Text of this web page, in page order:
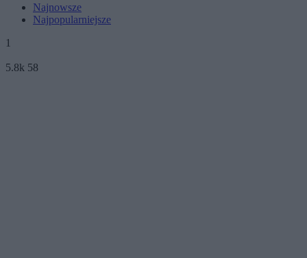
Najnowsze
Najpopularniejsze
1
5.8k 58